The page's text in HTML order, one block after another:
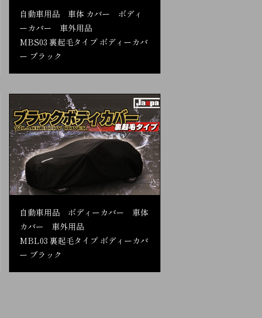
自動車用品 車体 カバー ボディ
ーカバー 車外用品
MBS03 裏起毛タイプ ボディーカバ
ー ブラック
自動車用品 ボディーカバー 車体
カバー 車外用品
MBL03 裏起毛タイプ ボディーカバ
ー ブラック